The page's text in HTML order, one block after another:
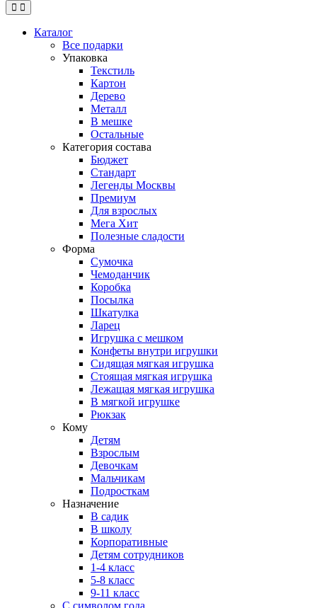
Каталог
Все подарки
Упаковка
Текстиль
Картон
Дерево
Металл
В мешке
Остальные
Категория состава
Бюджет
Стандарт
Легенды Москвы
Премиум
Для взрослых
Мега Хит
Полезные сладости
Форма
Сумочка
Чемоданчик
Коробка
Посылка
Шкатулка
Ларец
Игрушка с мешком
Конфеты внутри игрушки
Сидящая мягкая игрушка
Стоящая мягкая игрушка
Лежащая мягкая игрушка
В мягкой игрушке
Рюкзак
Кому
Детям
Взрослым
Девочкам
Мальчикам
Подросткам
Назначение
В садик
В школу
Корпоративные
Детям сотрудников
1-4 класс
5-8 класс
9-11 класс
С символом года